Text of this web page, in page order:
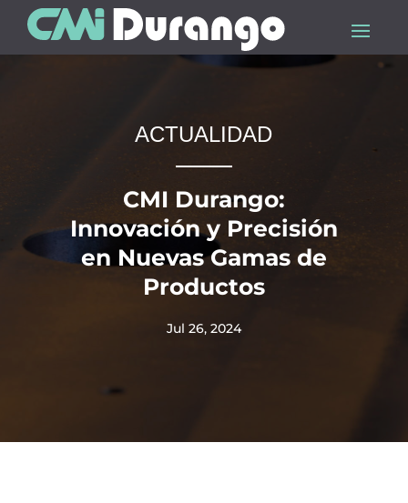
ACTUALIDAD
CMI Durango:
Innovación y Precisión
en Nuevas Gamas de
Productos
Jul 26, 2024